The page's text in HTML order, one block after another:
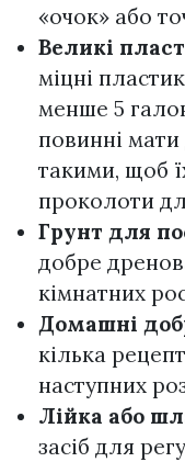
«очок» або
Великі
міцні
менше 5
повинні
такими, щоб
проколоти
Грунт для
добре
кімнатних
Домашні
кілька
наступних
Лійка або
засіб для